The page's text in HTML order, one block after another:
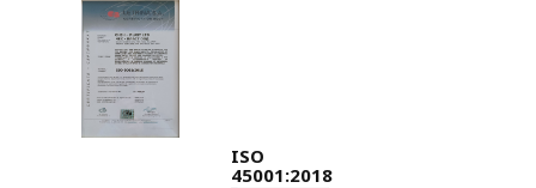
ISO
45001:2018